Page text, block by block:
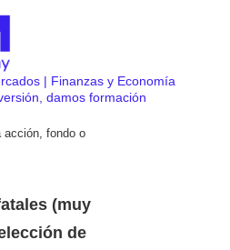
| Finanzas y Economía
damos formación
acción, fondo o
(muy
de